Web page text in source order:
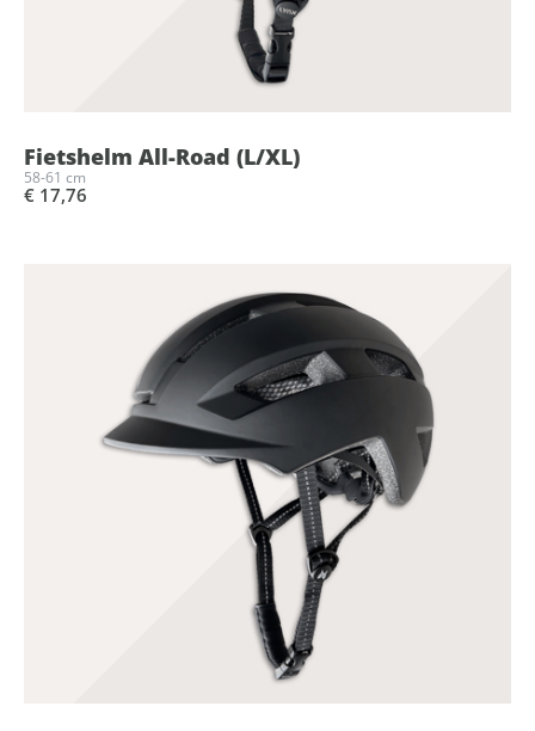
Fietshelm All-Road (L/XL)
58-61 cm
€ 17,76